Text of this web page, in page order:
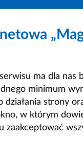
ma dla nas
minimum
strony
w którym